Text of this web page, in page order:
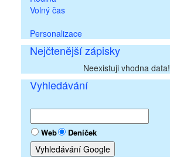
Volný čas
Personalizace
Nejčtenější zápisky
Neexistuji vhodna data!
Vyhledávání
Web Deníček